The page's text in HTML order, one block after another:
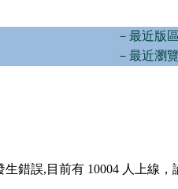
－最近版
－最近瀏
生錯誤,目前有 10004 人上線